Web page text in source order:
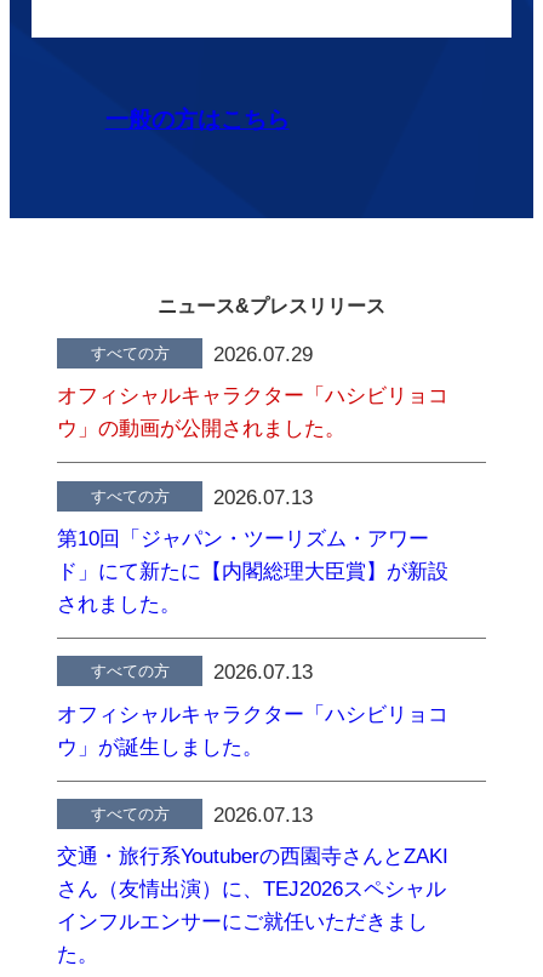
一般の方はこちら
ニュース&プレスリリース
すべての方
2026.07.29
オフィシャルキャラクター「ハシビリョコ
ウ」の動画が公開されました。
すべての方
2026.07.13
第10回「ジャパン・ツーリズム・アワー
ド」にて新たに【内閣総理大臣賞】が新設
されました。
すべての方
2026.07.13
オフィシャルキャラクター「ハシビリョコ
ウ」が誕生しました。
すべての方
2026.07.13
交通・旅行系Youtuberの西園寺さんとZAKI
さん（友情出演）に、TEJ2026スペシャル
インフルエンサーにご就任いただきまし
た。